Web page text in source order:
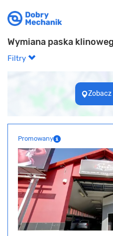
Wymiana paska
Filtry
Zobacz
Promowany